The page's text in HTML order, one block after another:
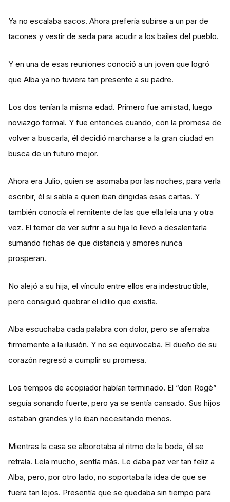
Ya no escalaba sacos. Ahora prefería subirse a un par de
tacones y vestir de seda para acudir a los bailes del pueblo.
Y en una de esas reuniones conoció a un joven que logró
que Alba ya no tuviera tan presente a su padre.
Los dos tenían la misma edad. Primero fue amistad, luego
noviazgo formal. Y fue entonces cuando, con la promesa de
volver a buscarla, él decidió marcharse a la gran ciudad en
busca de un futuro mejor.
Ahora era Julio, quien se asomaba por las noches, para verla
escribir, él si sabìa a quien iban dirigidas esas cartas. Y
también conocía el remitente de las que ella leìa una y otra
vez. El temor de ver sufrir a su hija lo llevó a desalentarla
sumando fichas de que distancia y amores nunca
prosperan.
No alejó a su hija, el vínculo entre ellos era indestructible,
pero consiguió quebrar el idilio que existía.
Alba escuchaba cada palabra con dolor, pero se aferraba
firmemente a la ilusión. Y no se equivocaba. El dueño de su
corazón regresó a cumplir su promesa.
Los tiempos de acopiador habían terminado. El “don Rogè”
seguía sonando fuerte, pero ya se sentía cansado. Sus hijos
estaban grandes y lo iban necesitando menos.
Mientras la casa se alborotaba al ritmo de la boda, él se
retraía. Leía mucho, sentía más. Le daba paz ver tan feliz a
Alba, pero, por otro lado, no soportaba la idea de que se
fuera tan lejos. Presentía que se quedaba sin tiempo para